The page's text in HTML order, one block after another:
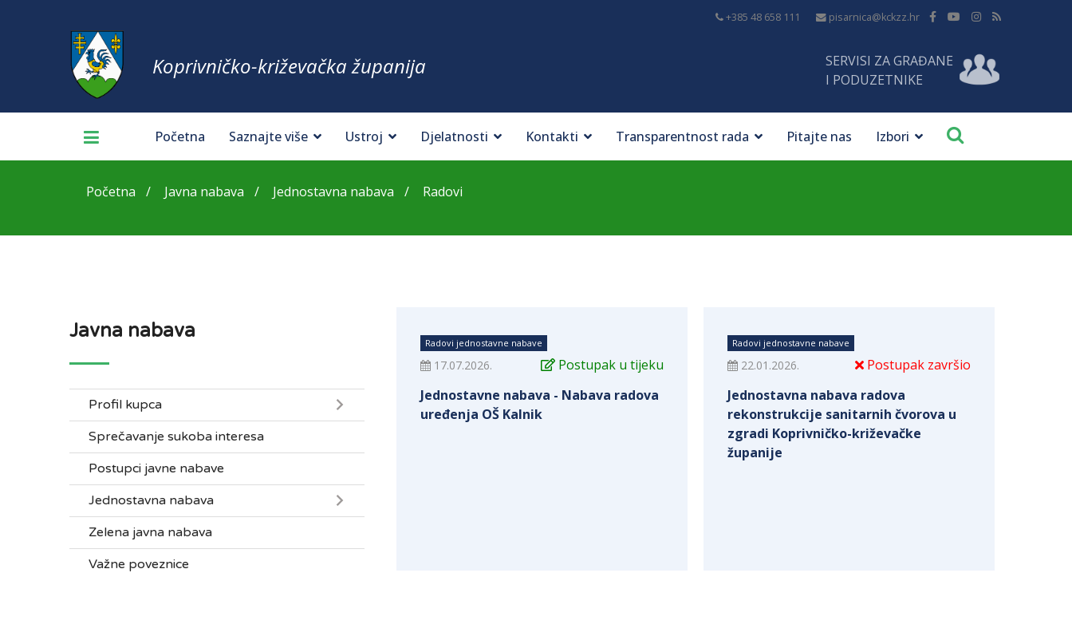
+385 48 658 111 pisarnica@kckzz.hr
Koprivničko-križevačka županija
SERVISI ZA GRAĐANE
I PODUZETNIKE
Početna Saznajte više Ustroj Djelatnosti Kontakti Transparentnost rada Pitajte nas Izbori
Početna Javna nabava Jednostavna nabava Radovi
Javna nabava
Profil kupca
Sprečavanje sukoba interesa
Postupci javne nabave
Jednostavna nabava
Zelena javna nabava
Važne poveznice
Radovi jednostavne nabave
17.07.2026.
Postupak u tijeku
Jednostavne nabava - Nabava radova
uređenja OŠ Kalnik
Radovi jednostavne nabave
22.01.2026.
Postupak završio
Jednostavna nabava radova
rekonstrukcije sanitarnih čvorova u
zgradi Koprivničko-križevačke
županije